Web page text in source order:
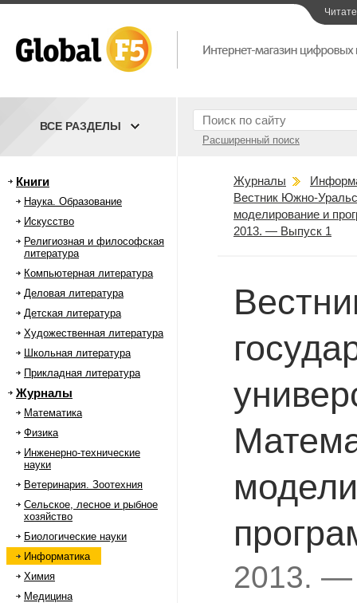
Расширенный поиск
ВСЕ РАЗДЕЛЫ
Книги
Наука. Образование
Искусство
Религиозная и философская
литература
Компьютерная литература
Деловая литература
Детская литература
Художественная литература
Школьная литература
Прикладная литература
Журналы
Математика
Физика
Инженерно-технические
науки
Ветеринария. Зоотехния
Сельское, лесное и рыбное
хозяйство
Биологические науки
Информатика
Химия
Медицина
Журналы
Вестник Южно-
моделирование и
2013. — Выпуск 1
2013. —